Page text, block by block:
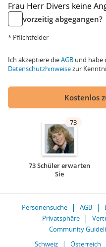
Frau Herr Divers keine
vorzeitig abgegangen?
* Pflichtfelder
Ich akzeptiere dieAGB und habe
Datenschutzhinweisezur
Kostenlos
73
73 Schüler erwarten
Sie
Personensuche AGB
Privatsphäre
Community
Schweiz
Österreich